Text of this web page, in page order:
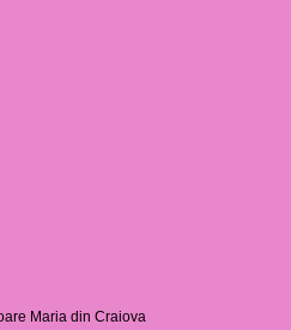
Maria din Craiova